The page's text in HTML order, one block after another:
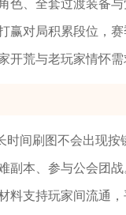
色、全套过渡装备
赢对局积累段位，
荒与老玩家情怀需
间刷图不会出现按
本、参与公会团战
料支持玩家间流通